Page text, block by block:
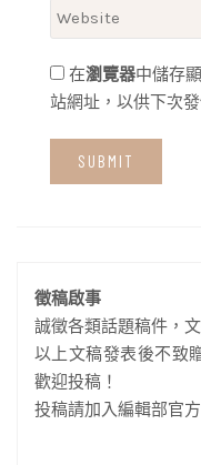
在瀏覽器中儲存
站網址，以供下次
徵稿啟事
誠徵各類話題稿件，
以上文稿發表後不致
歡迎投稿！
投稿請加入編輯部官